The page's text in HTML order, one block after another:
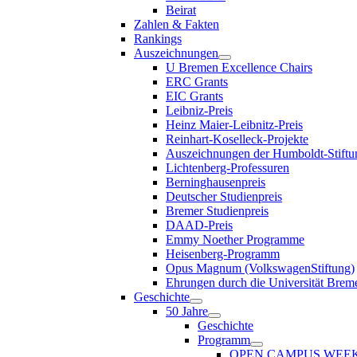
Beirat
Zahlen & Fakten
Rankings
Auszeichnungen
U Bremen Excellence Chairs
ERC Grants
EIC Grants
Leibniz-Preis
Heinz Maier-Leibnitz-Preis
Reinhart-Koselleck-Projekte
Auszeichnungen der Humboldt-
Lichtenberg-Professuren
Berninghausenpreis
Deutscher Studienpreis
Bremer Studienpreis
DAAD-Preis
Emmy Noether Programme
Heisenberg-Programm
Opus Magnum (VolkswagenStiftung)
Ehrungen durch die Universität
Geschichte
50 Jahre
Geschichte
Programm
OPEN CAMPUS